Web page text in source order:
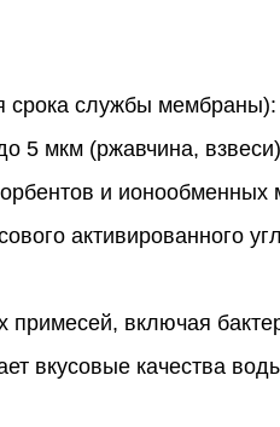
срока службы мембраны):
5 мкм (ржавчина,
и ионообменных
активированного
включая
вкусовые качества